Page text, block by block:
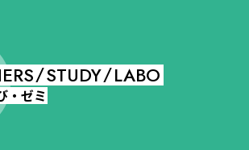
/STUDY/LABO
・ゼミ